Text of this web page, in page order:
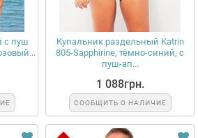
с пуш
Купальник раздельный Katrin
805-Sapphirine, тёмно-синий, с
пуш-ап...
1 088грн.
СООБЩИТЬ О НАЛИЧИЕ